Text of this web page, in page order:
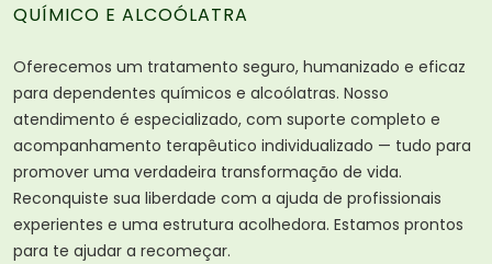
QUÍMICO E ALCOÓLATRA
Oferecemos um tratamento seguro, humanizado e eficaz
para dependentes químicos e alcoólatras. Nosso
atendimento é especializado, com suporte completo e
acompanhamento terapêutico individualizado — tudo para
promover uma verdadeira transformação de vida.
Reconquiste sua liberdade com a ajuda de profissionais
experientes e uma estrutura acolhedora. Estamos prontos
para te ajudar a recomeçar.